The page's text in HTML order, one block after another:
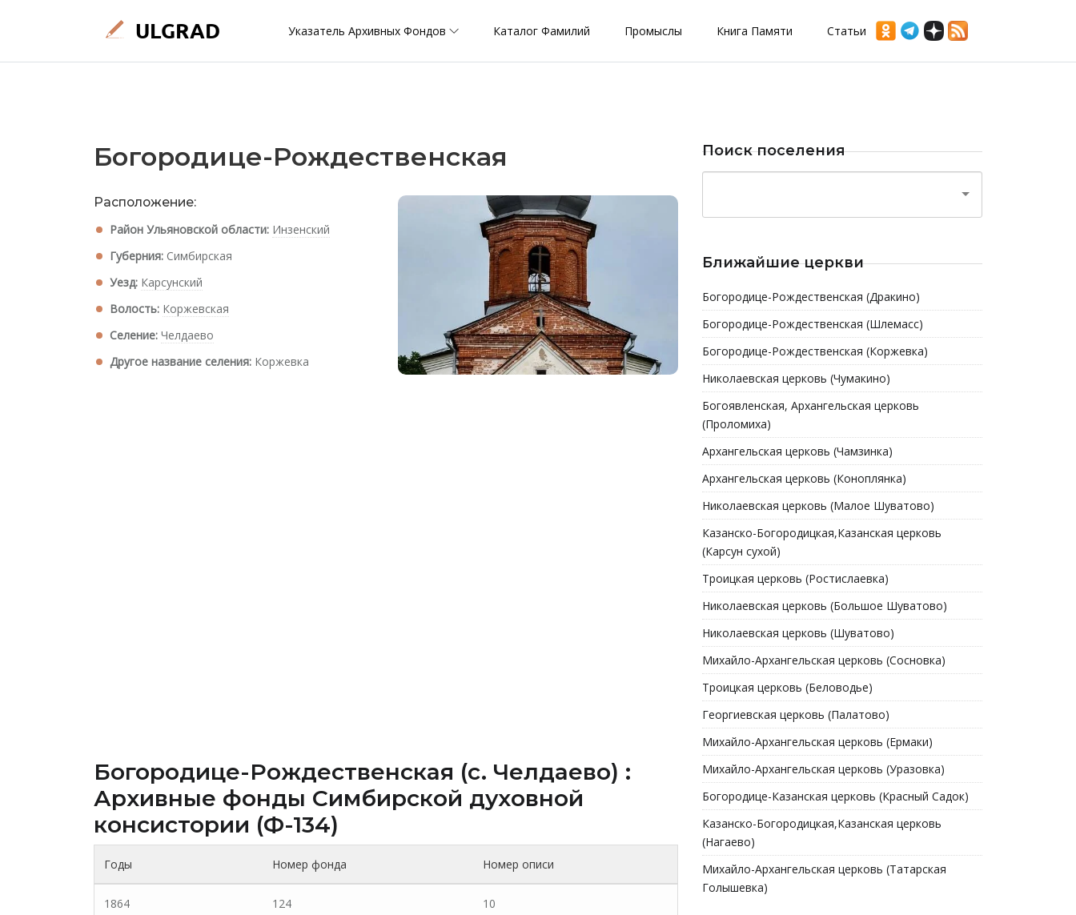
Указатель Архивных Фондов Каталог Фамилий Промыслы Книга Памяти Статьи
Богородице-Рождественская
Расположение:
Район Ульяновской области: Инзенский
Губерния: Симбирская
Уезд: Карсунский
Волость: Коржевская
Селение: Челдаево
Другое название селения: Коржевка
Богородице-Рождественская (c. Челдаево) :
Архивные фонды Cимбирской духовной
консистории (Ф-134)
Годы Номер фонда Номер описи
1864 124 10
Поиск поселения
Ближайшие церкви
Богородице-Рождественская (Дракино)
Богородице-Рождественская (Шлемасс)
Богородице-Рождественская (Коржевка)
Николаевская церковь (Чумакино)
Богоявленская, Архангельская церковь
(Проломиха)
Архангельская церковь (Чамзинка)
Архангельская церковь (Коноплянка)
Николаевская церковь (Малое Шуватово)
Казанско-Богородицкая,Казанская церковь
(Карсун сухой)
Троицкая церковь (Ростислаевка)
Николаевская церковь (Большое Шуватово)
Николаевская церковь (Шуватово)
Михайло-Архангельская церковь (Сосновка)
Троицкая церковь (Беловодье)
Георгиевская церковь (Палатово)
Михайло-Архангельская церковь (Ермаки)
Михайло-Архангельская церковь (Уразовка)
Богородице-Казанская церковь (Красный Садок)
Казанско-Богородицкая,Казанская церковь
(Нагаево)
Михайло-Архангельская церковь (Татарская
Голышевка)